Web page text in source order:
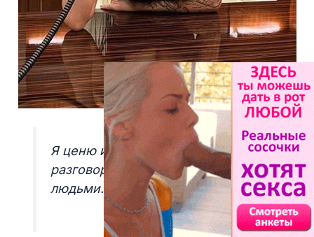
Я ценю искренние и глубокие
разговоры с интересными
людьми.